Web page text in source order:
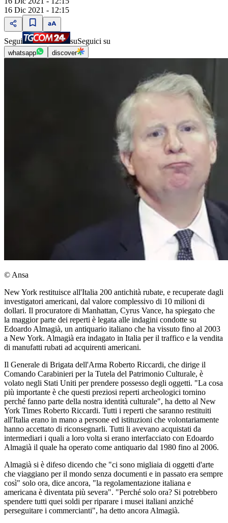
16 Dic 2021 - 12:15
Segui suSeguici su
whatsapp discover
© Ansa
New York restituisce all'Italia 200 antichità rubate, e recuperate dagli
investigatori americani, dal valore complessivo di 10 milioni di
dollari. Il procuratore di Manhattan, Cyrus Vance, ha spiegato che
la maggior parte dei reperti è legata alle indagini condotte su
Edoardo Almagià, un antiquario italiano che ha vissuto fino al 2003
a New York. Almagià era indagato in Italia per il traffico e la vendita
di manufatti rubati ad acquirenti americani.
Il Generale di Brigata dell'Arma Roberto Riccardi, che dirige il
Comando Carabinieri per la Tutela del Patrimonio Culturale, è
volato negli Stati Uniti per prendere possesso degli oggetti. "La cosa
più importante è che questi preziosi reperti archeologici tornino
perché fanno parte della nostra identità culturale", ha detto al New
York Times Roberto Riccardi. Tutti i reperti che saranno restituiti
all'Italia erano in mano a persone ed istituzioni che volontariamente
hanno accettato di riconsegnarli. Tutti li avevano acquistati da
intermediari i quali a loro volta si erano interfacciato con Edoardo
Almagià il quale ha operato come antiquario dal 1980 fino al 2006.
Almagià si è difeso dicendo che "ci sono migliaia di oggetti d'arte
che viaggiano per il mondo senza documenti e in passato era sempre
così" solo ora, dice ancora, "la regolamentazione italiana e
americana è diventata più severa". "Perché solo ora? Si potrebbero
spendere tutti quei soldi per riparare i musei italiani anziché
perseguitare i commercianti", ha detto ancora Almagià.